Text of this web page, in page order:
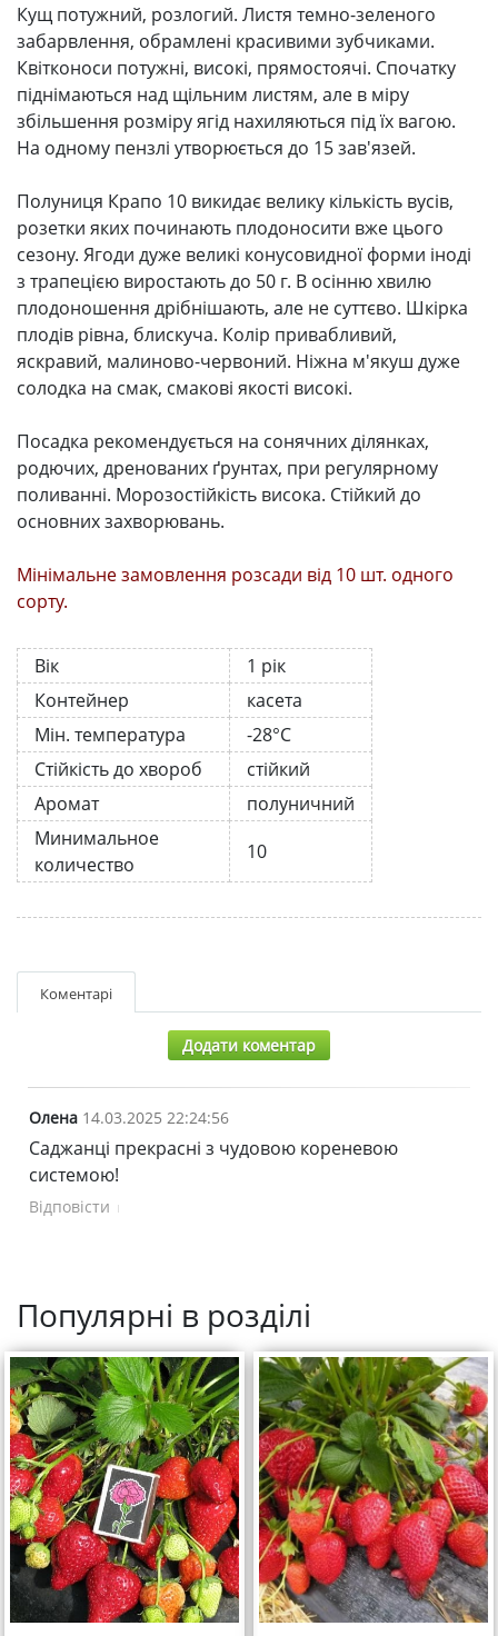
Кущ потужний, розлогий. Листя темно-зеленого
забарвлення, обрамлені красивими зубчиками.
Квітконоси потужні, високі, прямостоячі. Спочатку
піднімаються над щільним листям, але в міру
збільшення розміру ягід нахиляються під їх вагою.
На одному пензлі утворюється до 15 зав'язей.
Полуниця Крапо 10 викидає велику кількість вусів,
розетки яких починають плодоносити вже цього
сезону. Ягоди дуже великі конусовидної форми іноді
з трапецією виростають до 50 г. В осінню хвилю
плодоношення дрібнішають, але не суттєво. Шкірка
плодів рівна, блискуча. Колір привабливий,
яскравий, малиново-червоний. Ніжна м'якуш дуже
солодка на смак, смакові якості високі.
Посадка рекомендується на сонячних ділянках,
родючих, дренованих ґрунтах, при регулярному
поливанні. Морозостійкість висока. Стійкий до
основних захворювань.
Мінімальне замовлення розсади від 10 шт. одного
сорту.
Вік
1 рік
Контейнер
касета
Мін. температура
-28°C
Стійкість до хвороб
стійкий
Аромат
полуничний
Минимальное
количество
10
Коментарі
Додати коментар
Олена 14.03.2025 22:24:56
Саджанці прекрасні з чудовою кореневою
системою!
Відповісти
Популярні в розділі